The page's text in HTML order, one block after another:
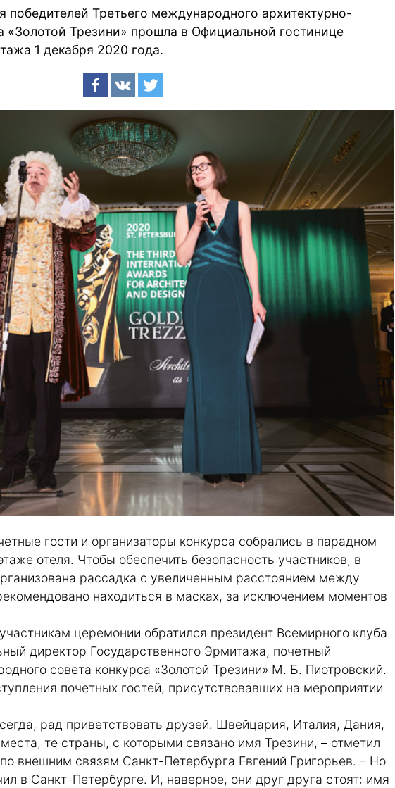
Третьего международного архитектурно-
«Золотой Трезини» прошла в Официальной гостинице
1 декабря 2020 года.
гости и организаторы конкурса собрались в парадном
отеля. Чтобы обеспечить безопасность участников, в
рассадка с увеличенным расстоянием между
находиться в масках, за исключением моментов
церемонии обратился президент Всемирного клуба
директор Государственного Эрмитажа, почетный
совета конкурса «Золотой Трезини» М. Б. Пиотровский.
почетных гостей, присутствовавших на мероприятии
рад приветствовать друзей. Швейцария, Италия, Дания,
те страны, с которыми связано имя Трезини, – отметил
внешним связям Санкт-Петербурга Евгений Григорьев. – Но
в Санкт-Петербурге. И, наверное, они друг друга стоят: имя